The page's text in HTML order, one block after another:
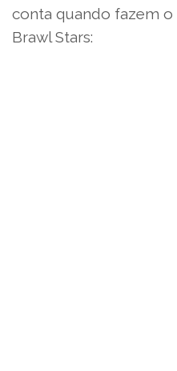
conta quando fazem
Brawl Stars: